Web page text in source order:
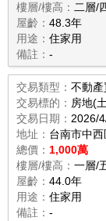
樓層/樓高： 二層/
屋齡： 48.3年
用途： 住家用
備註： -
交易類型： 不動產
交易標的： 房地(
交易日期： 2026/
地址： 台南市中
總價： 1,000萬
樓層/樓高： 一層/
屋齡： 44.0年
用途： 住家用
備註： -